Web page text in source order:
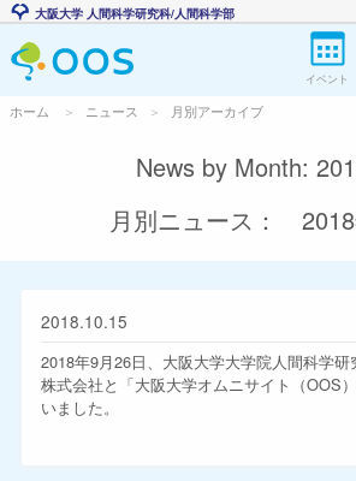
大阪大学 人間科学研究科/人間科学部
イベント
ホーム ニュース 月別アーカイブ
News by Month:
月別ニュース： 2018
2018.10.15
2018年9月26日、大阪大学大学院人間科学
株式会社と「大阪大学オムニサイト（OOS
いました。